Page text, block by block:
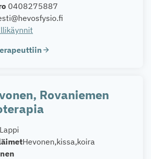
0408275887
Rovaniemen
Lappi
Hevonen kissa koira